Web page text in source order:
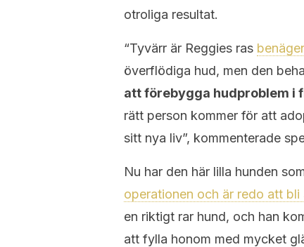
otroliga resultat.
“Tyvärr är Reggies ras
överflödiga hud, men den
att förebygga hudproblem i
rätt person kommer för att
sitt nya liv”, kommenterade
Nu har den här lilla hunden
operationen och är redo att bli
en riktigt rar hund, och han
att fylla honom med mycket